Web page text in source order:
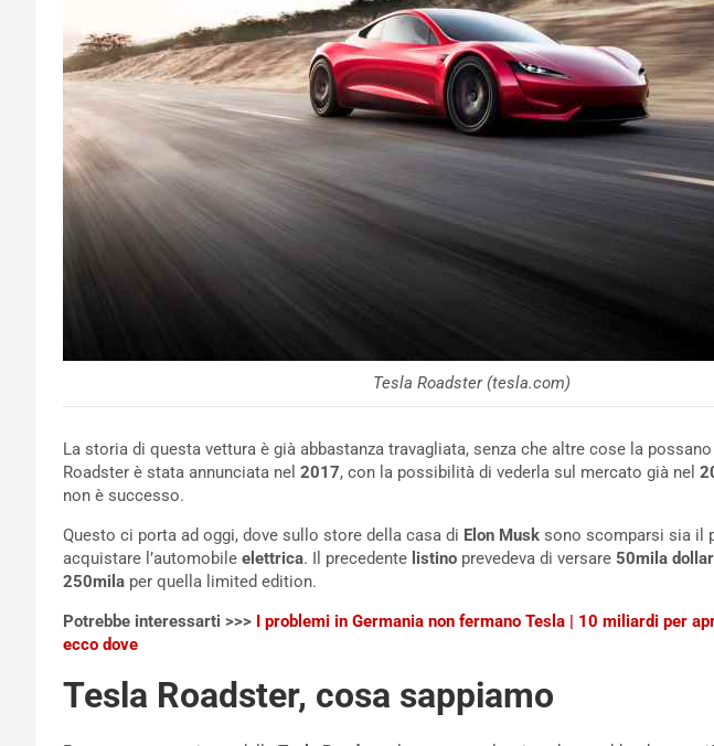
Tesla Roadster (tesla.com)
La storia di questa vettura è già abbastanza travagliata, senza che altre cose la
Roadster è stata annunciata nel 2017, con la possibilità di vederla sul mercato già nel
non è successo.
Questo ci porta ad oggi, dove sullo store della casa di Elon Musk sono scomparsi sia il
acquistare l’automobile elettrica. Il precedente listino prevedeva di versare 50mila
250mila per quella limited edition.
Potrebbe interessarti >>>
I problemi in Germania non fermano Tesla | 10 miliardi per
ecco dove
Tesla Roadster, cosa sappiamo